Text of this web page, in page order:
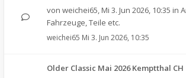
von weichei65, Mi 3. Jun 2026, 10:35 in
Fahrzeuge, Teile etc.
weichei65 Mi 3. Jun 2026, 10:35
Older Classic Mai 2026 Kemptthal CH